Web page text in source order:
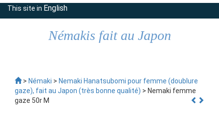
This site in English
Némakis fait au Japon
> Némaki > Nemaki Hanatsubomi pour femme (doublure
gaze), fait au Japon (très bonne qualité) > Nemaki femme
gaze 50r M